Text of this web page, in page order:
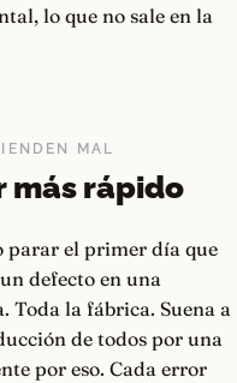
lo que no sale en la
MAL
más rápido
parar el primer día que
defecto en una
Toda la fábrica. Suena a
de todos por una
por eso. Cada error